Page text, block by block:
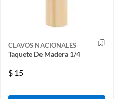
CLAVOS NACIONALES
Taquete De Madera 1/4
$ 15